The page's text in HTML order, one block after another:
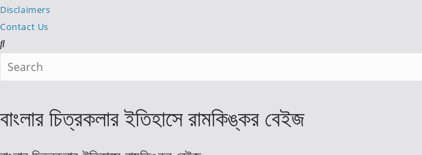
Disclaimers
Contact Us
Search
this
বাংলার চিত্রকলার ইতিহাসে রামকিঙ্কর বেইজ